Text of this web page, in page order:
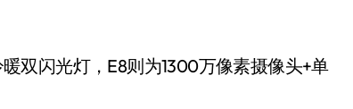
双闪光灯，E8则为1300万像素摄像头+单